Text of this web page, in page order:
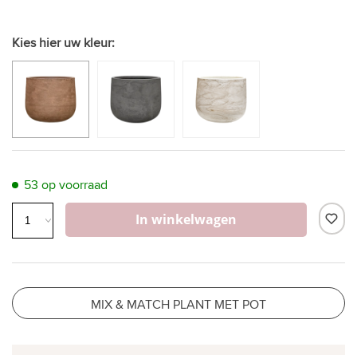
Kies hier uw kleur:
53 op voorraad
In winkelwagen
MIX & MATCH PLANT MET POT